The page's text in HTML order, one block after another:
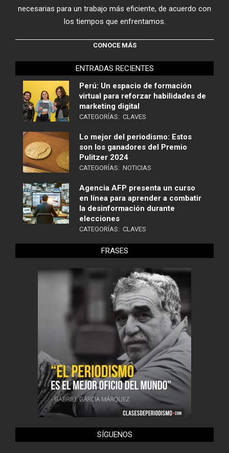
necesarias para un trabajo más eficiente, de acuerdo con
los tiempos que enfrentamos.
CONOCE MÁS
ENTRADAS RECIENTES
Perú: Un espacio de formación
virtual para reforzar habilidades de
marketing digital
CATEGORÍAS: CLAVES
Lo mejor del periodismo: Estos
son los ganadores del Premio
Pulitzer 2024
CATEGORÍAS: NOTICIAS
Agencia AFP presenta un curso
en línea para aprender a combatir
la desinformación durante
elecciones
CATEGORÍAS: CLAVES
FRASES
SÍGUENOS